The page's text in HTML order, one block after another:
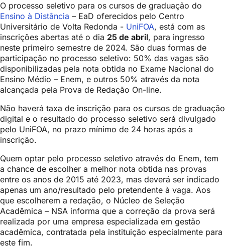
O processo seletivo para os cursos de graduação do
Ensino à Distância – EaD oferecidos pelo Centro
Universitário de Volta Redonda - UniFOA, está com as
inscrições abertas até o dia 25 de abril, para ingresso
neste primeiro semestre de 2024. São duas formas de
participação no processo seletivo: 50% das vagas são
disponibilizadas pela nota obtida no Exame Nacional do
Ensino Médio – Enem, e outros 50% através da nota
alcançada pela Prova de Redação On-line.
Não haverá taxa de inscrição para os cursos de graduação
digital e o resultado do processo seletivo será divulgado
pelo UniFOA, no prazo mínimo de 24 horas após a
inscrição.
Quem optar pelo processo seletivo através do Enem, tem
a chance de escolher a melhor nota obtida nas provas
entre os anos de 2015 até 2023, mas deverá ser indicado
apenas um ano/resultado pelo pretendente à vaga. Aos
que escolherem a redação, o Núcleo de Seleção
Acadêmica – NSA informa que a correção da prova será
realizada por uma empresa especializada em gestão
acadêmica, contratada pela instituição especialmente para
este fim.